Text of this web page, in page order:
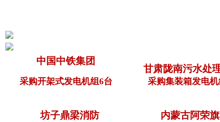
中国中铁集团
采购开架式发电机组6台
甘肃陇南污水处
采购集装箱发电机
坊子鼎梁消防 内蒙古阿荣旗